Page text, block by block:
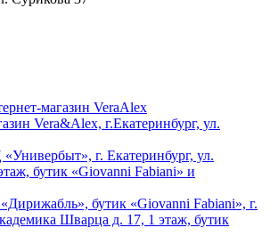
магазин VeraAlex
Vera&Alex, г.Екатеринбург, ул.
г. Екатеринбург, ул.
бутик «Giovanni Fabiani» и
бутик «Giovanni Fabiani», г.
Шварца д. 17, 1 этаж, бутик